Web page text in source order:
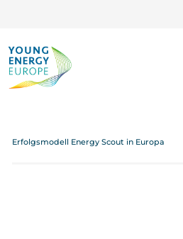
Erfolgsmodell Energy Scout in Europa